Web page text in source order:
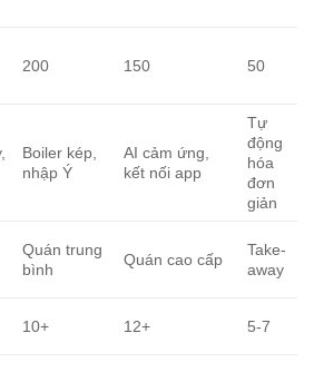
200 150 50
Boiler kép,
nhập Ý
AI cảm ứng,
kết nối app
Tự
động
hóa
đơn
giản
Quán trung
bình
Quán cao cấp
Take-
away
10+ 12+ 5-7